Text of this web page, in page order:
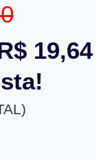
19,64